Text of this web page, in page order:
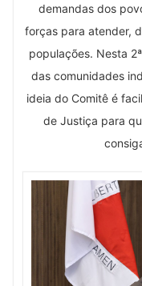
demandas dos
forças para atender,
populações. Nesta
das comunidades
ideia do Comitê é
de Justiça para